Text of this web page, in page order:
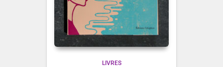
LIVRES